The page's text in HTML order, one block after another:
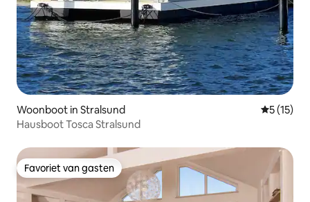
Woonboot in Stralsund
5 (15)
Hausboot Tosca Stralsund
Favoriet van gasten
Favoriet van gasten